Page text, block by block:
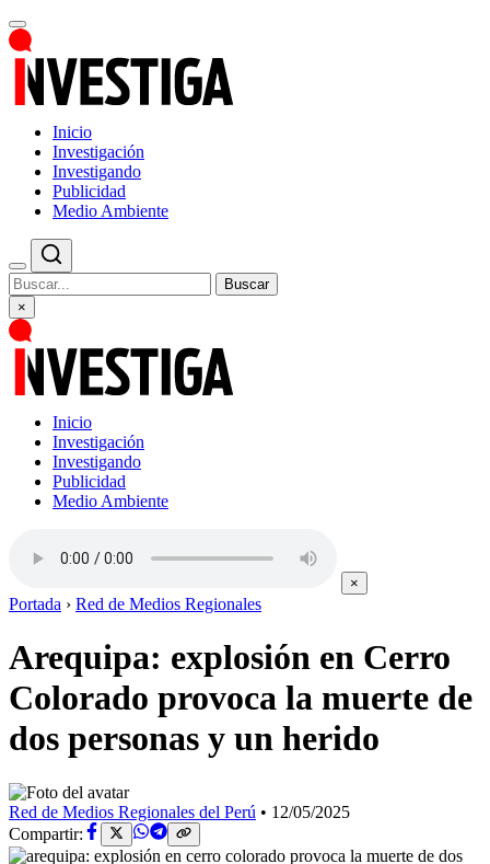
Inicio
Investigación
Investigando
Publicidad
Medio Ambiente
Buscar
×
Inicio
Investigación
Investigando
Publicidad
Medio Ambiente
×
Portada › Red de Medios Regionales
Arequipa: explosión en Cerro
Colorado provoca la muerte de
dos personas y un herido
Red de Medios Regionales del Perú • 12/05/2025
Compartir: